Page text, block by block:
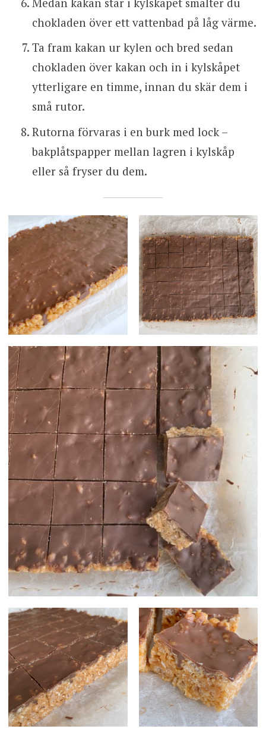
chokladen över ett vattenbad på låg värme.
Ta fram kakan ur kylen och bred sedan
chokladen över kakan och in i kylskåpet
ytterligare en timme, innan du skär dem i
små rutor.
Rutorna förvaras i en burk med lock –
bakplåtspapper mellan lagren i kylskåp
eller så fryser du dem.